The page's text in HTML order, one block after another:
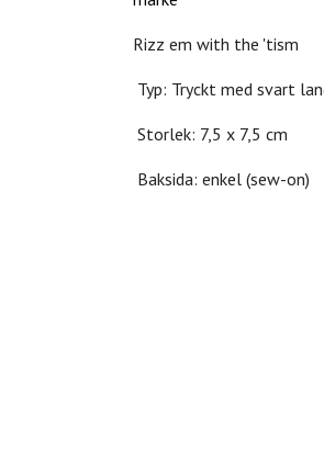
Rizz em with the 'tism
Typ: Tryckt med svart
Storlek: 7,5 x 7,5 cm
Baksida: enkel (sew-on)